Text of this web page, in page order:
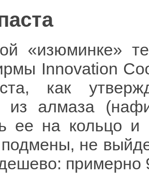
«изюминке»
Innovation
как
из алмаза
ее на кольцо и
не
примерно